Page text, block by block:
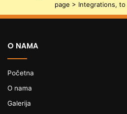
page > Integrations,
O NAMA
Početna
O nama
Galerija